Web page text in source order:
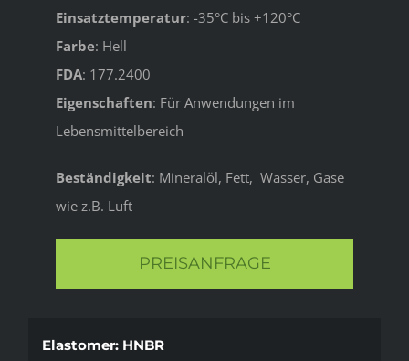
Einsatztemperatur: -35°C bis +120°C
Farbe: Hell
FDA: 177.2400
Eigenschaften: Für Anwendungen im
Lebensmittelbereich
Beständigkeit: Mineralöl, Fett, Wasser, Gase
wie z.B. Luft
PREISANFRAGE
Elastomer: HNBR